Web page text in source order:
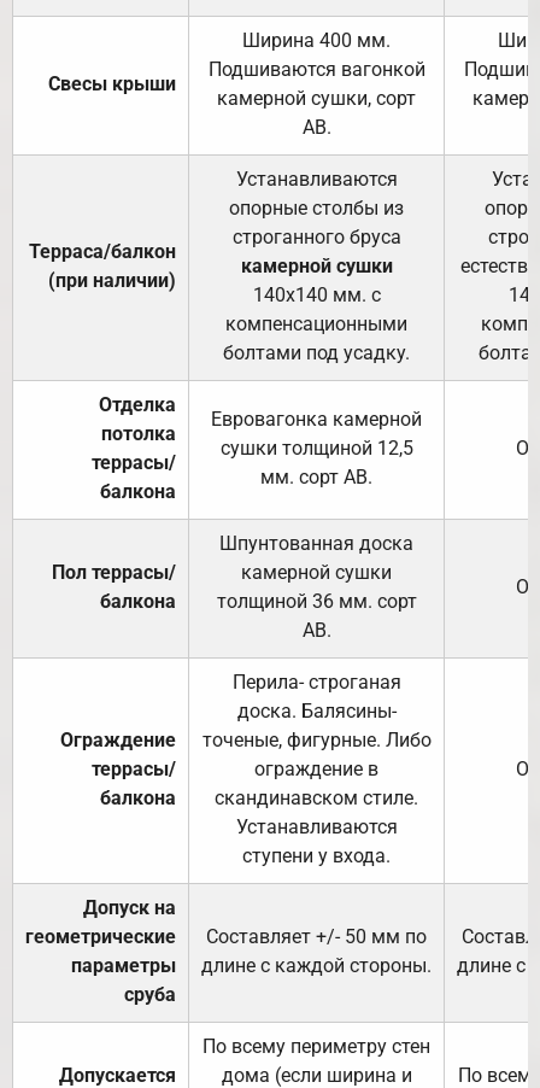
Свесы крыши
Ширина 400 мм.
Подшиваются вагонкой
камерной сушки, сорт
АВ.
Терраса/балкон
(при наличии)
Устанавливаются
опорные столбы из
строганного бруса
камерной сушки
140х140 мм. с
компенсационными
болтами под усадку.
Отделка
потолка
террасы/
балкона
Евровагонка камерной
сушки толщиной 12,5
мм. сорт АВ.
Пол террасы/
балкона
Шпунтованная доска
камерной сушки
толщиной 36 мм. сорт
АВ.
Ограждение
террасы/
балкона
Перила- строганая
доска. Балясины-
точеные, фигурные. Либо
ограждение в
скандинавском стиле.
Устанавливаются
ступени у входа.
Допуск на
геометрические
параметры
сруба
Составляет +/- 50 мм по
длине с каждой стороны.
длине с
Допускается
По всему периметру стен
дома (если ширина и
По